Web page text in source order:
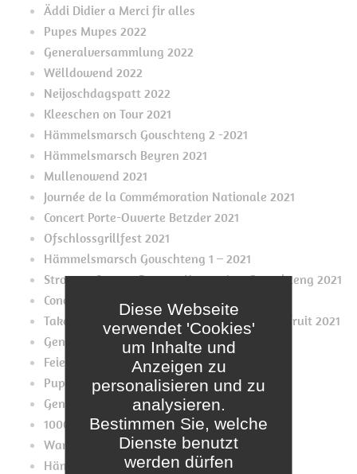
Äddi Didier a Merci fir alles
Pupes Mupes 2022
Generalversammlung 2022
Wëlldowend 2022
Neijoschdagspatt 2022
Kleeschen on Tour 2021
Hämmelsmarsch Gouschteng 2 -2021
Hämmelsmarsch Beyren 2021
Mullenowend 2021
Journée de la Commémoration Nationale 2021
Concert Porte-Ouverte Betzder 2021
Ofschlossgrillfest 2021
Hämmelsmarsch Gouschteng 1 – 2021
Stroosse-Concert Beyren, Kapenaker, Gouschteng 2021
Concert Izeger Heebléiser 2021
Take-Away mat Pulled Porc, Chicken an Jackfruit 2021
Generalversammlung 2021
Feierlech Momenter
Pupes Mupes 2020
Generalversammlung 2020??
1000. Café bei den Tutebattien
Wanterconcert 2019
Hämmelsmärsch
Diese Webseite
verwendet 'Cookies'
um Inhalte und
Anzeigen zu
personalisieren und zu
analysieren.
Bestimmen Sie, welche
Dienste benutzt
werden dürfen